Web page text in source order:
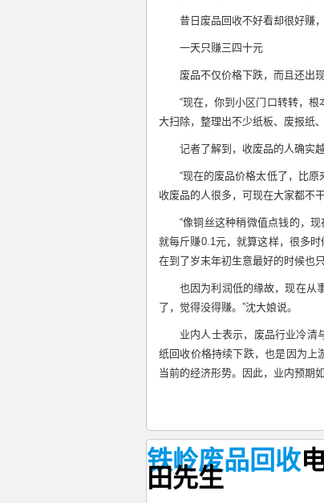
昔日废品回收不好看却很好赚，
一天只赚三四十元
废品不仅价格下跌，而且还出
“现在，你到小区门口转转，
大扫除，整理出不少纸板、废报纸
记者了解到，收废品的人确实
“现在的废品价格太低了，比
收废品的人很多，可现在大家都不干
“像铜丝这种稍微值点钱的，
就每斤赚0.1元，就算这样，很多
在到了岁末年初生意最好的时候也
也因为利润低的缘故，现在从
了，觉得没得赚。”沈大娘说。
业内人士表示，废品行业冷清
纸回收价格持续下跌，也是因为上
当前的经济形势。因此，业内预期
铁岭废品回收
田先生